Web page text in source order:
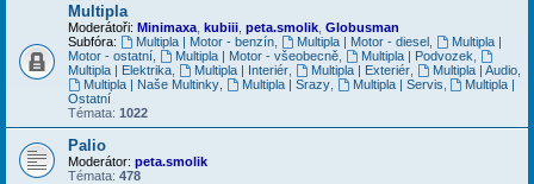
Multipla
Moderátoři: Minimaxa kubiii peta.smolik Globusman
Subfóra:
Multipla | Motor - benzín, Multipla | Motor - diesel,
Multipla |
Motor - ostatní
Multipla | Motor - všeobecně, Multipla | Podvozek
Multipla | Elektrika
Multipla | Interiér, Multipla | Exteriér, Multipla | Audio,
Multipla | Naše Multinky, Multipla | Srazy, Multipla | Servis
Multipla |
Ostatní
Témata: 1022
Palio
Moderátor: peta.smolik
Témata: 478